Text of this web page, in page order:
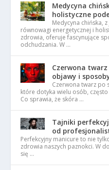
Medycyna
holistyczne
Medycyna chińska,
równowagi energetycznej i
zdrowia, oferuje fascynujące
odchudzania. W …
Czerwona
objawy i
Czerwona twarz po
które dotyka wielu osób,
Co sprawia, że skóra …
Tajniki
od
Perfekcyjny manicure to nie
zdrowia naszych paznokci. W
się …